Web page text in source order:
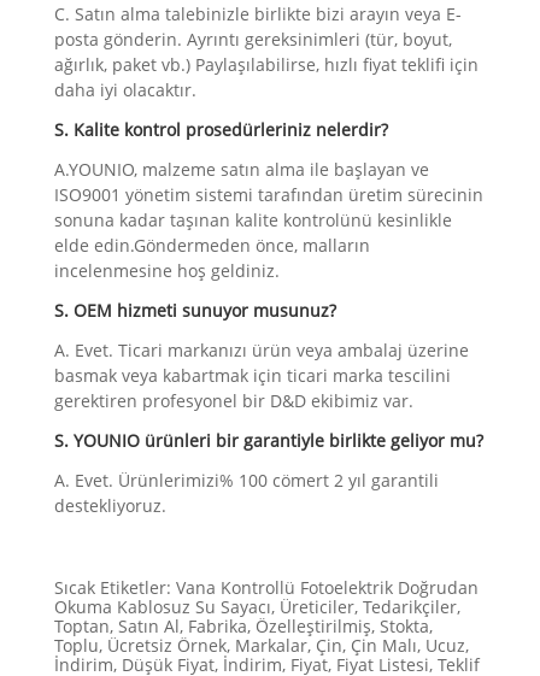
C. Satın alma talebinizle birlikte bizi arayın veya E-
posta gönderin. Ayrıntı gereksinimleri (tür, boyut,
ağırlık, paket vb.) Paylaşılabilirse, hızlı fiyat teklifi için
daha iyi olacaktır.
S. Kalite kontrol prosedürleriniz nelerdir?
A.YOUNIO, malzeme satın alma ile başlayan ve
ISO9001 yönetim sistemi tarafından üretim sürecinin
sonuna kadar taşınan kalite kontrolünü kesinlikle
elde edin.Göndermeden önce, malların
incelenmesine hoş geldiniz.
S. OEM hizmeti sunuyor musunuz?
A. Evet. Ticari markanızı ürün veya ambalaj üzerine
basmak veya kabartmak için ticari marka tescilini
gerektiren profesyonel bir D&D ekibimiz var.
S. YOUNIO ürünleri bir garantiyle birlikte geliyor mu?
A. Evet. Ürünlerimizi% 100 cömert 2 yıl garantili
destekliyoruz.
Sıcak Etiketler: Vana Kontrollü Fotoelektrik Doğrudan
Okuma Kablosuz Su Sayacı, Üreticiler, Tedarikçiler,
Toptan, Satın Al, Fabrika, Özelleştirilmiş, Stokta,
Toplu, Ücretsiz Örnek, Markalar, Çin, Çin Malı, Ucuz,
İndirim, Düşük Fiyat, İndirim, Fiyat, Fiyat Listesi, Teklif